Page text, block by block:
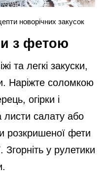
новорічних закусок
з фетою
та легкі закуски,
Наріжте соломкою
огірки і
листи салату або
розкришеної фети
Згорніть у рулетики